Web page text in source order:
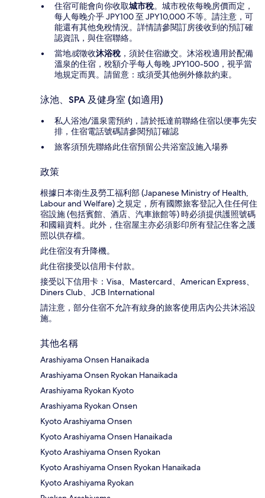
住宿可能會向你收取城市稅。城市稅依每晚房價而定，
每人每晚介乎 JPY100 至 JPY10,000 不等。請注意，可
能還有其他免稅情況。詳情請參閱訂房後收到的預訂確
認資訊，與住宿聯絡。
當地或徵收沐浴稅 ，須於住宿繳交。沐浴稅適用於配備
溫泉的住宿，稅額介乎每人每晚 JPY100-500，視乎當
地規定而異。請留意：或須受其他例外條款約束。
泳池、SPA 及健身室 (如適用)
私人浴池/溫泉需預約，請於抵達前聯絡住宿以便事先安
排，住宿電話號碼請參閱預訂確認
旅客須預先聯絡此住宿預留公共浴室設施入場券
政策
根據日本衛生及勞工福利部 (Japanese Ministry of Health,
Labour and Welfare) 之規定，所有國際旅客登記入住任何住
宿設施 (包括賓館、酒店、汽車旅館等) 時必須提供護照號碼
和國籍資料。此外，住宿屋主亦必須影印所有登記住客之護
照以供存檔。
此住宿沒有升降機。
此住宿接受以信用卡付款。
接受以下信用卡：Visa、Mastercard、American Express、
Diners Club、JCB International
請注意，部分住宿不允許有紋身的旅客使用店內公共沐浴設
施。
其他名稱
Arashiyama Onsen Hanaikada
Arashiyama Onsen Ryokan Hanaikada
Arashiyama Ryokan Kyoto
Arashiyama Ryokan Onsen
Kyoto Arashiyama Onsen
Kyoto Arashiyama Onsen Hanaikada
Kyoto Arashiyama Onsen Ryokan
Kyoto Arashiyama Onsen Ryokan Hanaikada
Kyoto Arashiyama Ryokan